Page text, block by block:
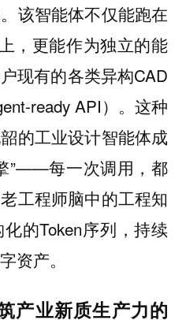
该智能体不仅能跑在
，更能作为独立的能
现有的各类异构CAD
ready API）。这种
的工业设计智能体成
”——每一次调用，都
工程师脑中的工程知
的Token序列，持续
资产。
产业新质生产力的